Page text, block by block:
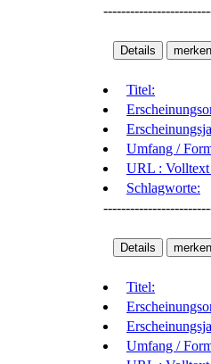
Titel:
Umfang /
URL : Volltext
Schlagworte:
Titel:
Umfang /